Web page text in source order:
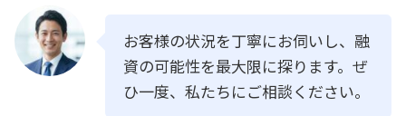
お客様の状況を丁寧にお伺いし、融
資の可能性を最大限に探ります。ぜ
ひ一度、私たちにご相談ください。